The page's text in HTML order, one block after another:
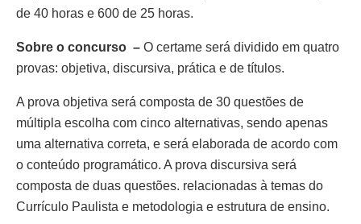
de 40 horas e 600 de 25 horas.
Sobre o concurso – O certame será dividido em quatro
provas: objetiva, discursiva, prática e de títulos.
A prova objetiva será composta de 30 questões de
múltipla escolha com cinco alternativas, sendo apenas
uma alternativa correta, e será elaborada de acordo com
o conteúdo programático. A prova discursiva será
composta de duas questões. relacionadas à temas do
Currículo Paulista e metodologia e estrutura de ensino.